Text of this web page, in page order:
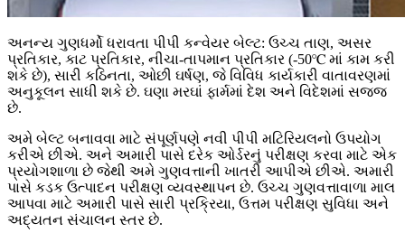
અનન્ય ગુણધર્મો ધરાવતા પીપી કન્વેયર બેલ્ટ: ઉચ્ચ તાણ, અસર
પ્રતિકાર, કાટ પ્રતિકાર, નીચા-તાપમાન પ્રતિકાર (-50℃ માં કામ કરી
શકે છે), સારી કઠિનતા, ઓછી ઘર્ષણ, જે વિવિધ કાર્યકારી વાતાવરણમાં
અનુકૂલન સાધી શકે છે. ઘણા મરઘાં ફાર્મમાં દેશ અને વિદેશમાં સજ્જ
છે.
અમે બેલ્ટ બનાવવા માટે સંપૂર્ણપણે નવી પીપી મટિરિયલનો ઉપયોગ
કરીએ છીએ. અને અમારી પાસે દરેક ઓર્ડરનું પરીક્ષણ કરવા માટે એક
પ્રયોગશાળા છે જેથી અમે ગુણવત્તાની ખાતરી આપીએ છીએ. અમારી
પાસે કડક ઉત્પાદન પરીક્ષણ વ્યવસ્થાપન છે. ઉચ્ચ ગુણવત્તાવાળા માલ
આપવા માટે અમારી પાસે સારી પ્રક્રિયા, ઉત્તમ પરીક્ષણ સુવિધા અને
અદ્યતન સંચાલન સ્તર છે.